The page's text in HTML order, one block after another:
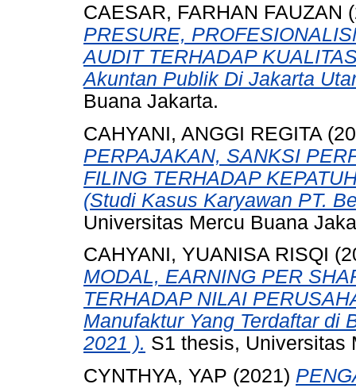
CAESAR, FARHAN FAUZAN
PRESURE,
AUDIT TERHADAP
Akuntan Publik Di Jakarta
Buana Jakarta.
CAHYANI, ANGGI REGITA
PERPAJAKAN, SANKSI
FILING TERHADAP
(Studi Kasus Karyawan PT.
Universitas Mercu Buana
CAHYANI, YUANISA RISQI
MODAL, EARNING PER
TERHADAP NILAI
Manufaktur Yang Terdaftar di
2021 ). S1 thesis, Universitas
CYNTHYA, YAP (2021)